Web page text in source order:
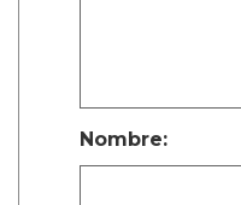
Nombre: